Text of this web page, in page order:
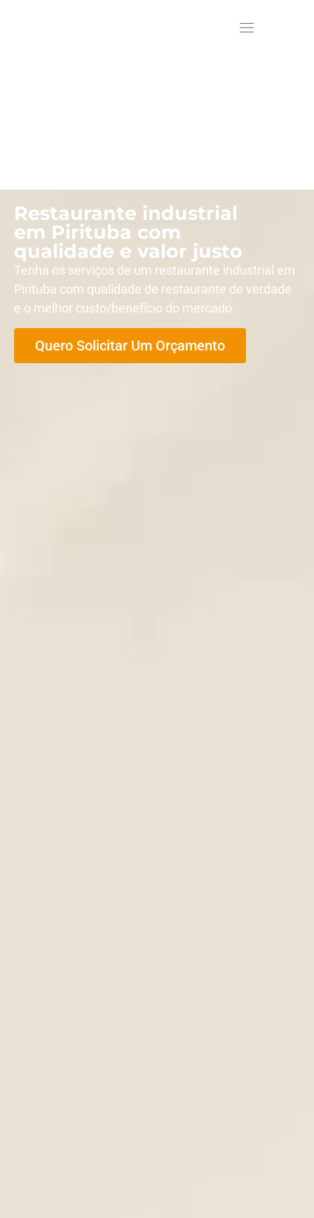
Restaurante industrial
em Pirituba com
qualidade e valor justo
Tenha os serviços de um restaurante industrial em
Pirituba com qualidade de restaurante de verdade
e o melhor custo/benefício do mercado
Quero Solicitar Um Orçamento